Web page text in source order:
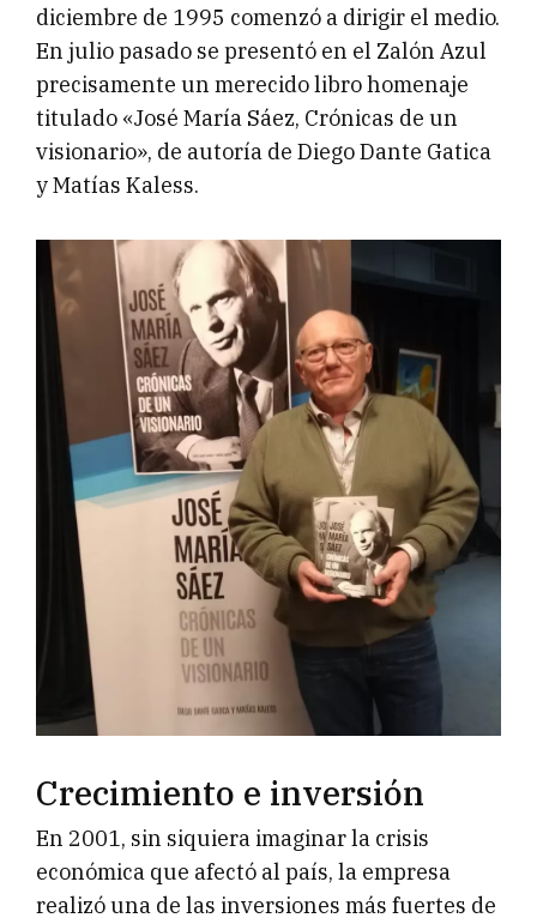
diciembre de 1995 comenzó a dirigir el medio.
En julio pasado se presentó en el Zalón Azul
precisamente un merecido libro homenaje
titulado «José María Sáez, Crónicas de un
visionario», de autoría de Diego Dante Gatica
y Matías Kaless.
Crecimiento e inversión
En 2001, sin siquiera imaginar la crisis
económica que afectó al país, la empresa
realizó una de las inversiones más fuertes de